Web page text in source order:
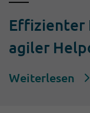
Effizienter
agiler
Weiterlesen